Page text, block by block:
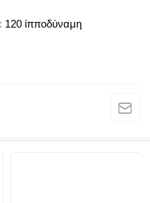
120 ίπποδύναμη